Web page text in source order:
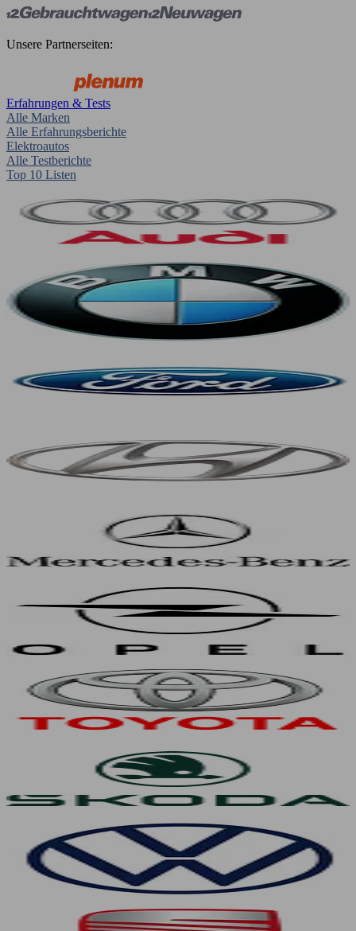
Unsere Partnerseiten:
Erfahrungen & Tests
Alle Marken
Alle Erfahrungsberichte
Elektroautos
Alle Testberichte
Top 10 Listen